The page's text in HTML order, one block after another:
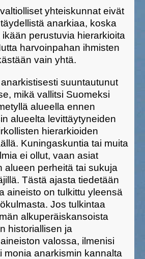
yhteiskunnat eivät
anarkiaa, koska
perustuvia hierarkioita
harvoinpahan ihmisten
vain yhtä.
suuntautunut
mikä vallitsi Suomeksi
alueella ennen
alueelta levittäytyneiden
hierarkioiden
Kuningaskuntia tai muita
ei ollut, vaan asiat
alueen perheitä tai sukuja
Tästä ajasta tiedetään
aineisto on tulkittu yleensä
Jos tulkintaa
alkuperäiskansoista
historiallisen ja
valossa, ilmenisi
monia anarkismin kannalta